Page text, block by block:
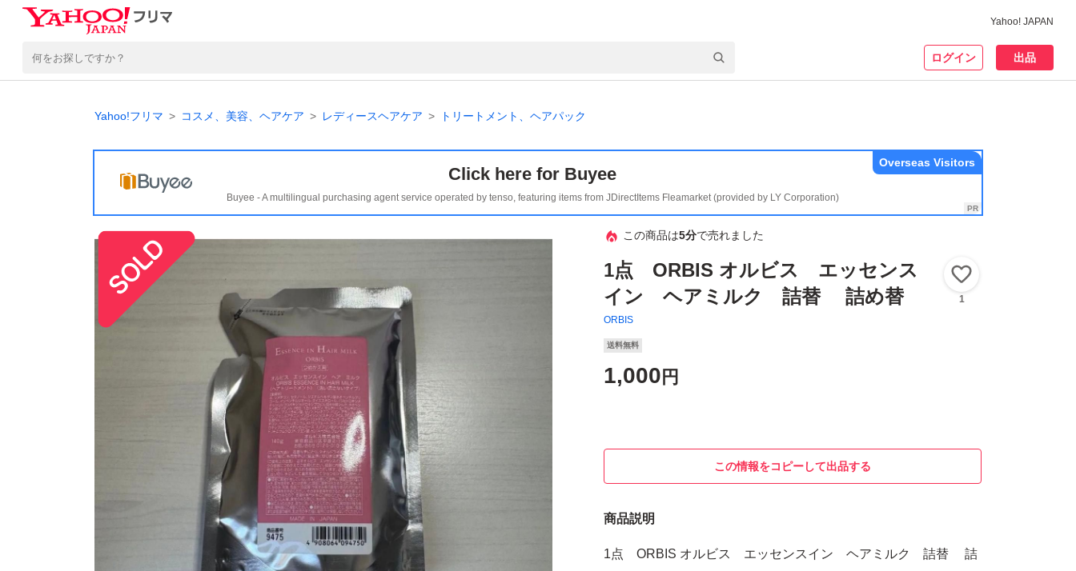
Yahoo! JAPAN
ログイン 出品
Yahoo!フリマ コスメ、美容、ヘアケア レディースヘアケア トリートメント、ヘアパック
Click here for Buyee
Buyee - A multilingual purchasing agent service operated by tenso, featuring items from JDirectItems Fleamarket (provided by LY Corporation)
Overseas Visitors
この商品は5分で売れました
1点 ORBIS オルビス エッセンス
イン ヘアミルク 詰替 詰め替
ORBIS
1
送料無料
1,000 円
この情報をコピーして出品する
商品説明
1点 ORBIS オルビス エッセンスイン ヘアミルク 詰替 詰